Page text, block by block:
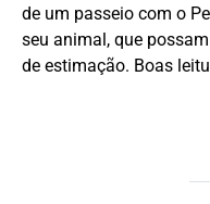
de um passeio com o
seu animal, que
de estimação. Boas